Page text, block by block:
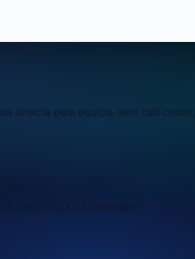
directa pela equipa, sem call
segurança e conversão.